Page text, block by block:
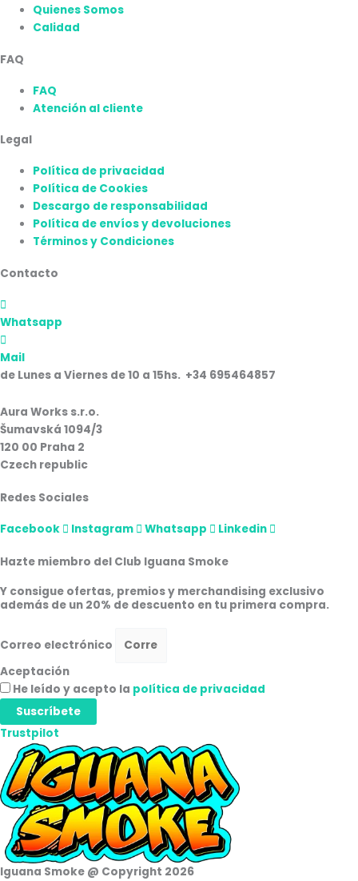
Quienes Somos
Calidad
FAQ
FAQ
Atención al cliente
Legal
Política de privacidad
Política de Cookies
Descargo de responsabilidad
Política de envíos y devoluciones
Términos y Condiciones
Contacto
Whatsapp
Mail
de Lunes a Viernes de 10 a 15hs. +34 695464857
Aura Works s.r.o.
Šumavská 1094/3
120 00 Praha 2
Czech republic
Redes Sociales
Facebook Instagram Whatsapp Linkedin
Hazte miembro del Club Iguana Smoke
Y consigue ofertas, premios y merchandising exclusivo
además de un 20% de descuento en tu primera compra.
Correo electrónico
Aceptación
He leído y acepto la política de privacidad
Suscríbete
Trustpilot
Iguana Smoke @ Copyright 2026